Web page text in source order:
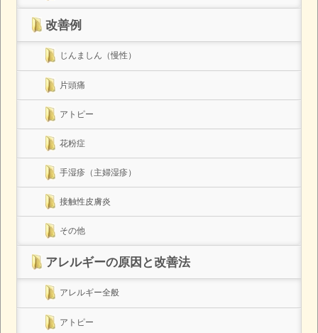
改善例
じんましん（慢性）
片頭痛
アトピー
花粉症
手湿疹（主婦湿疹）
接触性皮膚炎
その他
アレルギーの原因と改善法
アレルギー全般
アトピー